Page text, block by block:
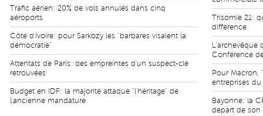
Trafic aérien: 20% de vols annulés dans cinq
aéroports
Côte d'Ivoire: pour Sarkozy les "barbares visaient la
démocratie"
Attentats de Paris: des empreintes d'un suspect-clé
retrouvées
Budget en IDF: la majorité attaque "l'héritage" de
l'ancienne mandature
Trisomie 21:
différence
L'archevêque
Conférence
Pour Macron,
entreprises
Bayonne: la
départ de son